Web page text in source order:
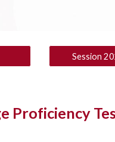
Session
Proficiency